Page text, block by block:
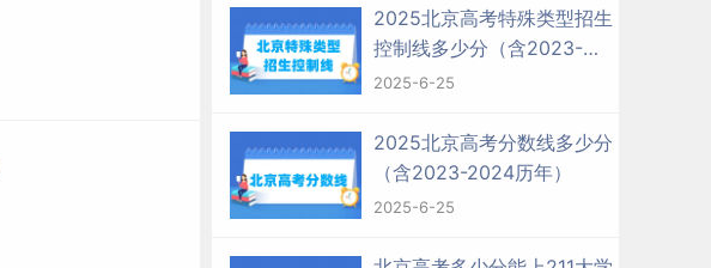
2025北京高考特殊类型招生
控制线多少分（含2023-
2024历年）
2025-6-25
2025北京高考分数线多少分
（含2023-2024历年）
2025-6-25